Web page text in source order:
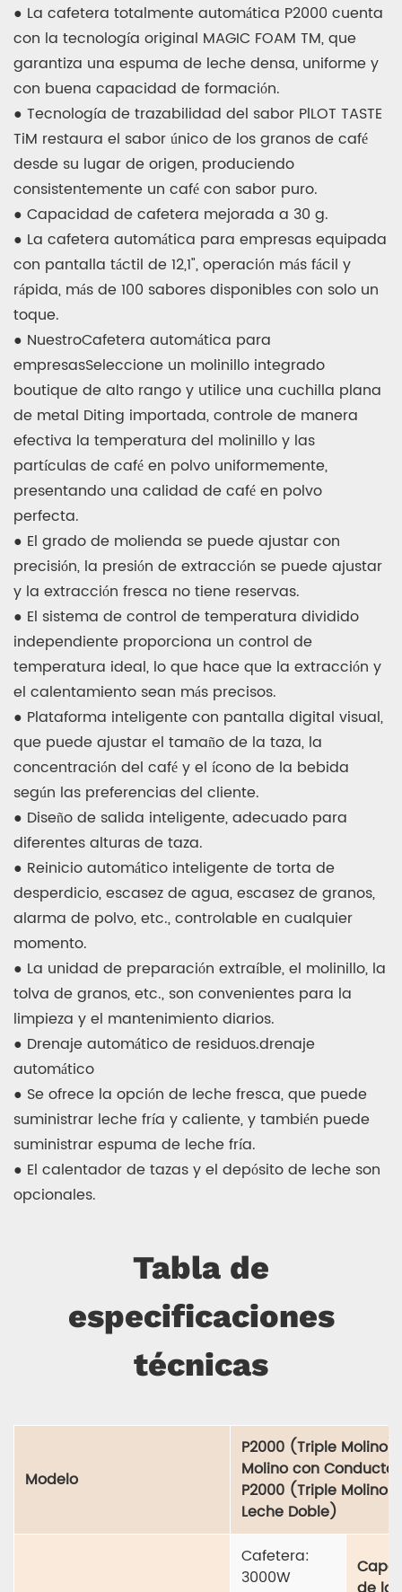
● La cafetera totalmente automática P2000 cuenta
con la tecnología original MAGIC FOAM TM, que
garantiza una espuma de leche densa, uniforme y
con buena capacidad de formación.
● Tecnología de trazabilidad del sabor PlLOT TASTE
TiM restaura el sabor único de los granos de café
desde su lugar de origen, produciendo
consistentemente un café con sabor puro.
● Capacidad de cafetera mejorada a 30 g.
● La cafetera automática para empresas equipada
con pantalla táctil de 12,1", operación más fácil y
rápida, más de 100 sabores disponibles con solo un
toque.
● NuestroCafetera automática para
empresasSeleccione un molinillo integrado
boutique de alto rango y utilice una cuchilla plana
de metal Diting importada, controle de manera
efectiva la temperatura del molinillo y las
partículas de café en polvo uniformemente,
presentando una calidad de café en polvo
perfecta.
● El grado de molienda se puede ajustar con
precisión, la presión de extracción se puede ajustar
y la extracción fresca no tiene reservas.
● El sistema de control de temperatura dividido
independiente proporciona un control de
temperatura ideal, lo que hace que la extracción y
el calentamiento sean más precisos.
● Plataforma inteligente con pantalla digital visual,
que puede ajustar el tamaño de la taza, la
concentración del café y el ícono de la bebida
según las preferencias del cliente.
● Diseño de salida inteligente, adecuado para
diferentes alturas de taza.
● Reinicio automático inteligente de torta de
desperdicio, escasez de agua, escasez de granos,
alarma de polvo, etc., controlable en cualquier
momento.
● La unidad de preparación extraíble, el molinillo, la
tolva de granos, etc., son convenientes para la
limpieza y el mantenimiento diarios.
● Drenaje automático de residuos.drenaje
automático
● Se ofrece la opción de leche fresca, que puede
suministrar leche fría y caliente, y también puede
suministrar espuma de leche fría.
● El calentador de tazas y el depósito de leche son
opcionales.
Tabla de
especificaciones
técnicas
Modelo
P2000 (Triple
Molino con
P2000 (Triple Molino
Leche Doble)
Cafetera:
3000W